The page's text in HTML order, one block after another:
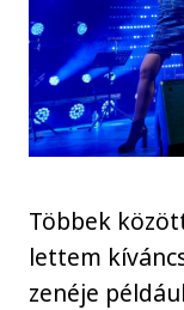
Többek
lettem
zenéje